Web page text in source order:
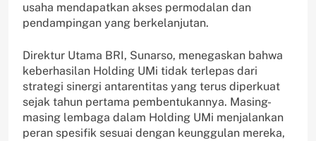
usaha mendapatkan akses permodalan dan
pendampingan yang berkelanjutan.
Direktur Utama BRI, Sunarso, menegaskan bahwa
keberhasilan Holding UMi tidak terlepas dari
strategi sinergi antarentitas yang terus diperkuat
sejak tahun pertama pembentukannya. Masing-
masing lembaga dalam Holding UMi menjalankan
peran spesifik sesuai dengan keunggulan mereka,